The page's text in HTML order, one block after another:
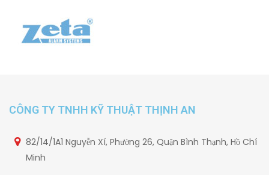
CÔNG TY TNHH KỸ THUẬT THỊNH AN
82/14/1A1 Nguyễn Xí, Phường 26, Quận Bình Thạnh, Hồ Chí
Minh